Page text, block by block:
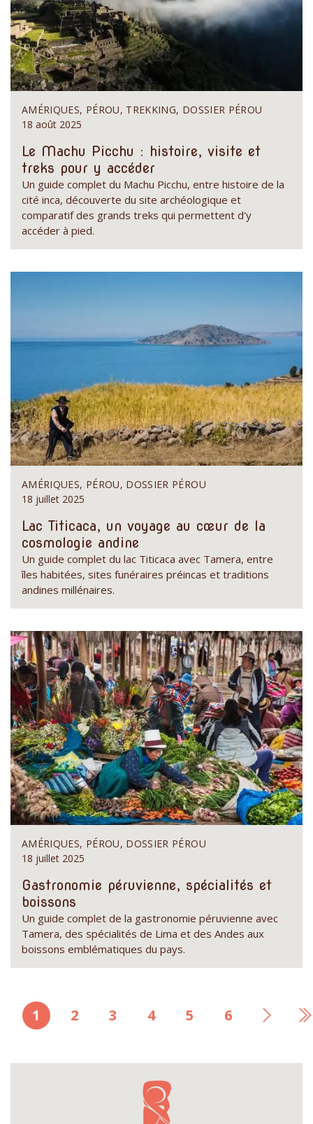
AMÉRIQUES, PÉROU, TREKKING, DOSSIER PÉROU
18 août 2025
Le Machu Picchu : histoire, visite et
treks pour y accéder
Un guide complet du Machu Picchu, entre histoire de la
cité inca, découverte du site archéologique et
comparatif des grands treks qui permettent d'y
accéder à pied.
AMÉRIQUES, PÉROU, DOSSIER PÉROU
18 juillet 2025
Lac Titicaca, un voyage au cœur de la
cosmologie andine
Un guide complet du lac Titicaca avec Tamera, entre
îles habitées, sites funéraires préincas et traditions
andines millénaires.
AMÉRIQUES, PÉROU, DOSSIER PÉROU
18 juillet 2025
Gastronomie péruvienne, spécialités et
boissons
Un guide complet de la gastronomie péruvienne avec
Tamera, des spécialités de Lima et des Andes aux
boissons emblématiques du pays.
Page
1 Page
2 Page
3 Page
4 Page
5 Page
6
Page